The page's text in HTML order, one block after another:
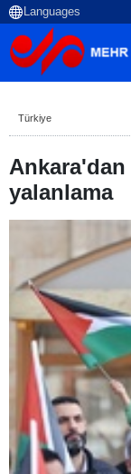
Türkiye
Ankara'dan
yalanlama